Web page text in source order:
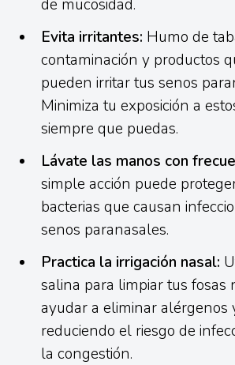
de mucosidad.
Evita irritantes: Humo de
contaminación y productos
pueden irritar tus senos
Minimiza tu exposición a
siempre que puedas.
Lávate las manos con
simple acción puede
bacterias que causan
senos paranasales.
Practica la irrigación nasal:
salina para limpiar tus fosas
ayudar a eliminar alérgenos
reduciendo el riesgo de
la congestión.